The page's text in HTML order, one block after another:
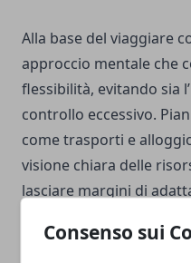
Consenso sui
Alla base del viaggiare
approccio mentale che
flessibilità, evitando sia
controllo eccessivo.
come trasporti e
visione chiara delle
lasciare margini di
durante il viaggio aiuta